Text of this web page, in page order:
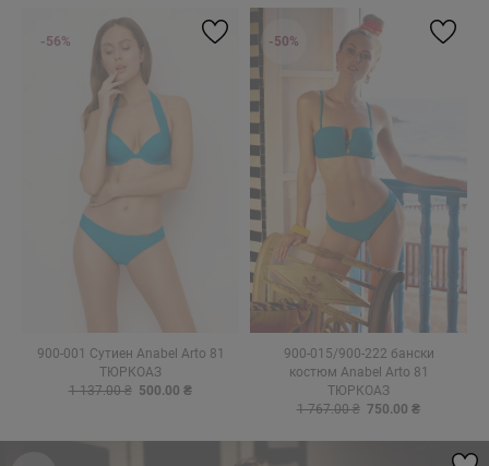
900-001 Сутиен Anabel Arto 81
ТЮРКОАЗ
1 137.00 ₴ 500.00 ₴
-56%
900-015/900-222 бански
костюм Anabel Arto 81
ТЮРКОАЗ
1 767.00 ₴ 750.00 ₴
-50%